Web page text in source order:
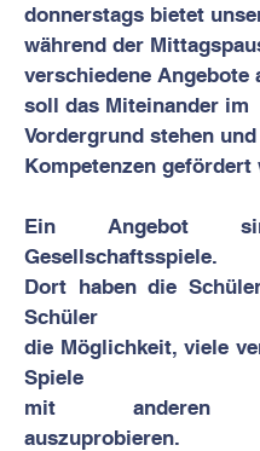
donnerstags bietet
während der
verschiedene Angebote
soll das Miteinander im
Vordergrund stehen
Kompetenzen gefördert
Ein Angebot
Gesellschaftsspiele.
Dort haben die
Schüler
die Möglichkeit, viele
Spiele
mit anderen
auszuprobieren.